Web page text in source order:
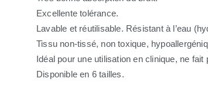
Excellente tolérance.
Lavable et réutilisable. Résistant à l’eau
Tissu non-tissé, non toxique,
Idéal pour une utilisation en clinique, ne
Disponible en 6 tailles.